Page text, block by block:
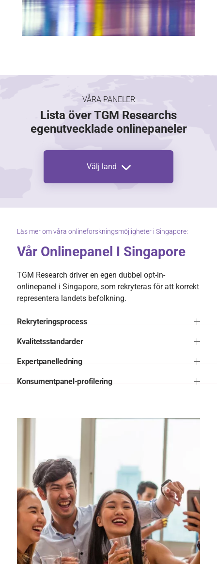
VÅRA PANELER
Lista över TGM Researchs
egenutvecklade onlinepaneler
Välj land
Läs mer om våra onlineforskningsmöjligheter i Singapore:
Vår Onlinepanel I Singapore
TGM Research driver en egen dubbel opt-in-
onlinepanel i Singapore, som rekryteras för att korrekt
representera landets befolkning.
Rekryteringsprocess
Kvalitetsstandarder
Expertpanelledning
Konsumentpanel-profilering